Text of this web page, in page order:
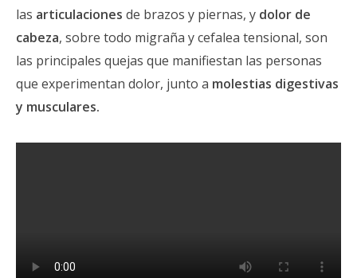
las articulaciones de brazos y piernas, y dolor de
cabeza, sobre todo migraña y cefalea tensional, son
las principales quejas que manifiestan las personas
que experimentan dolor, junto a molestias digestivas
y musculares.